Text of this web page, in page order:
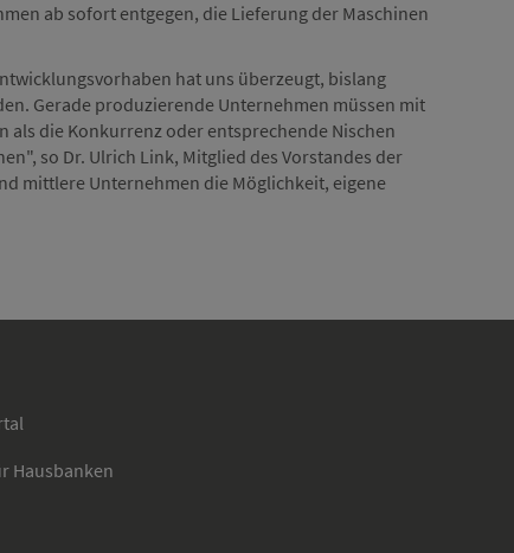
ab sofort entgegen, die Lieferung der Maschinen
hat uns überzeugt, bislang
Gerade produzierende Unternehmen müssen mit
die Konkurrenz oder entsprechende Nischen
so Dr. Ulrich Link, Mitglied des Vorstandes der
mittlere Unternehmen die Möglichkeit, eigene
Hausbanken